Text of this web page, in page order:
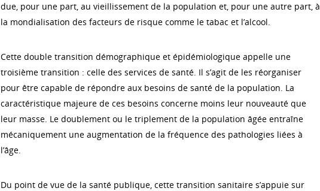
due, pour une part, au vieillissement de la population et, pour une autre part, à
la mondialisation des facteurs de risque comme le tabac et l’alcool.
Cette double transition démographique et épidémiologique appelle une
troisième transition : celle des services de santé. Il s’agit de les réorganiser
pour être capable de répondre aux besoins de santé de la population. La
caractéristique majeure de ces besoins concerne moins leur nouveauté que
leur masse. Le doublement ou le triplement de la population âgée entraîne
mécaniquement une augmentation de la fréquence des pathologies liées à
l’âge.
Du point de vue de la santé publique, cette transition sanitaire s’appuie sur